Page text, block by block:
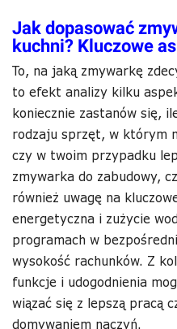
Jak dopasować
kuchni? Kluczowe
To, na jaką zmywarkę
to efekt analizy kilku
koniecznie zastanów się,
rodzaju sprzęt, w którym
czy w twoim przypadku
zmywarka do zabudowy,
również uwagę na
energetyczna i zużycie
programach w
wysokość rachunków. Z
funkcje i udogodnienia
wiązać się z lepszą pracą
domywaniem naczyń.